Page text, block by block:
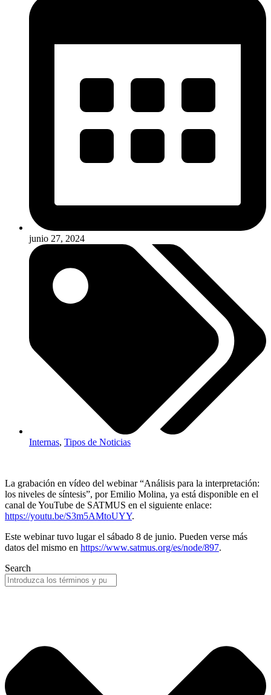
junio 27, 2024
Internas, Tipos de Noticias
La grabación en vídeo del webinar “Análisis para la interpretación:
los niveles de síntesis”, por Emilio Molina, ya está disponible en el
canal de YouTube de SATMUS en el siguiente enlace:
https://youtu.be/S3m5AMtoUYY.
Este webinar tuvo lugar el sábado 8 de junio. Pueden verse más
datos del mismo en https://www.satmus.org/es/node/897.
Search